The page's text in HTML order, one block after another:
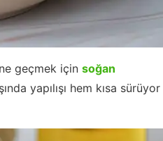
geçmek için soğan
yapılışı hem kısa sürüyor